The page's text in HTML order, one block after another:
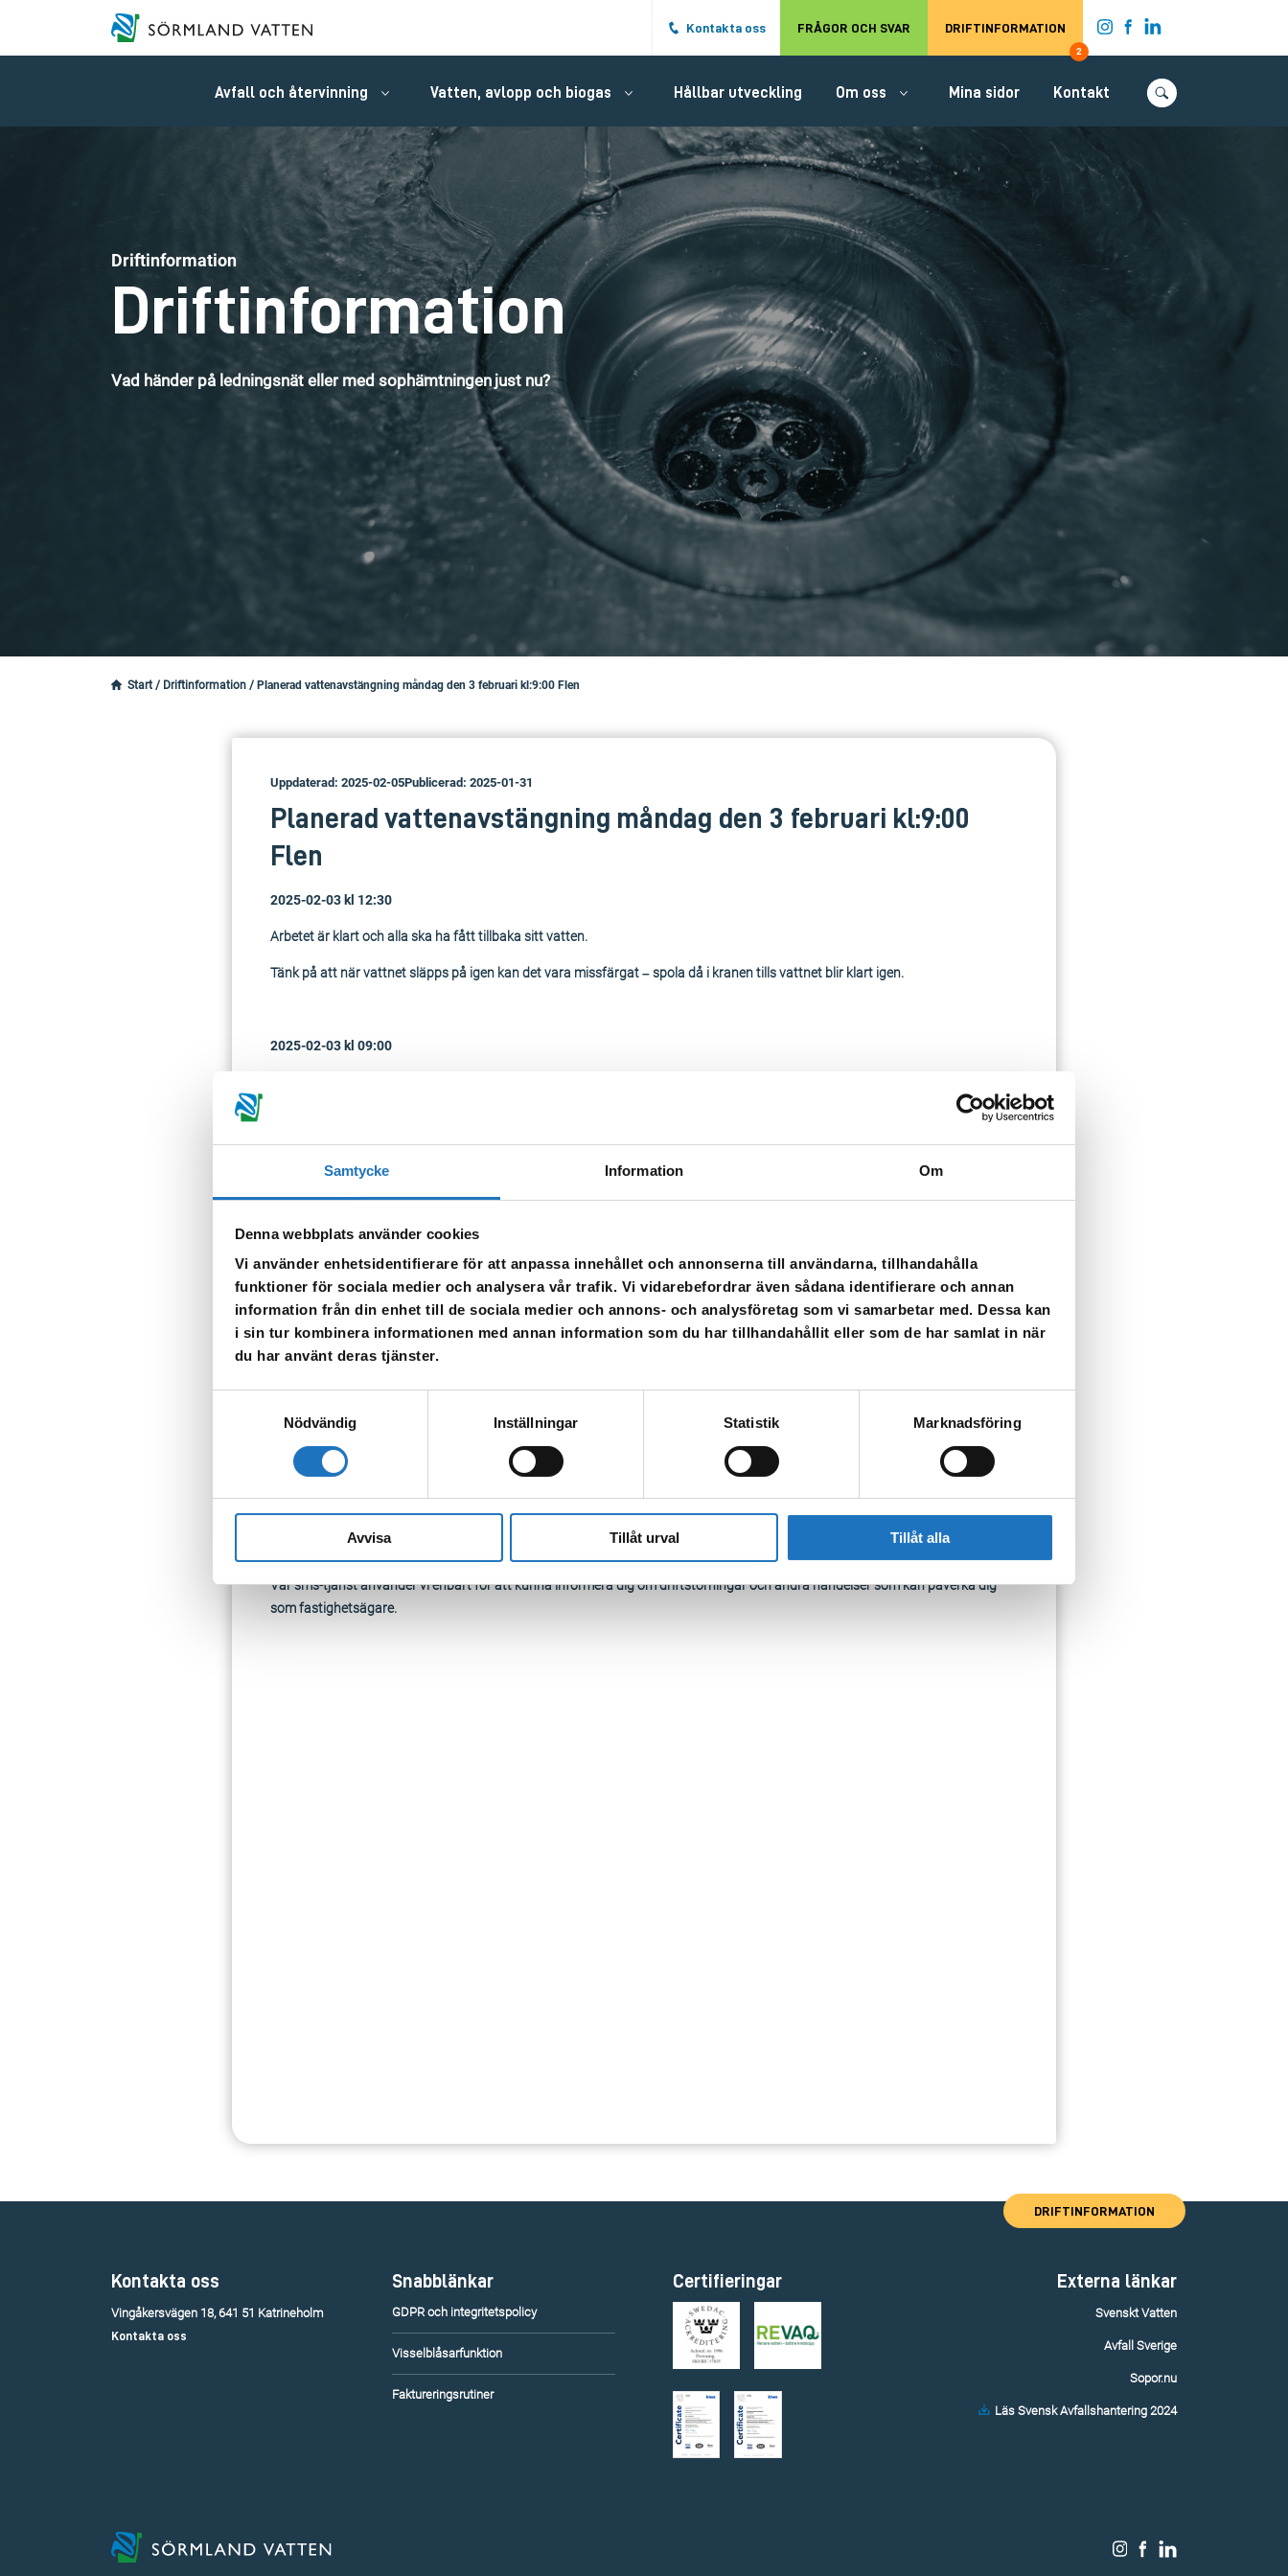
Samtycke Information Om
Denna webbplats använder cookies
Vi använder enhetsidentifierare för att anpassa innehållet och annonserna till användarna, tillhandahålla
funktioner för sociala medier och analysera vår trafik. Vi vidarebefordrar även sådana identifierare och annan
information från din enhet till de sociala medier och annons- och analysföretag som vi samarbetar med. Dessa kan
i sin tur kombinera informationen med annan information som du har tillhandahållit eller som de har samlat in när
du har använt deras tjänster.
Nödvändig
Inställningar Statistik Marknadsföring
Avvisa Tillåt urval Tillåt alla
Hoppa till det huvudsakliga innehållet.
Kontakta oss FRÅGOR OCH SVAR DRIFTINFORMATION
2
Avfall och återvinning Vatten, avlopp och biogas Hållbar utveckling Om oss Mina sidor Kontakt
Driftinformation
Driftinformation
Vad händer på ledningsnät eller med sophämtningen just nu?
Start / Driftinformation / Planerad vattenavstängning måndag den 3 februari kl:9:00 Flen
Uppdaterad: 2025-02-05Publicerad: 2025-01-31
Planerad vattenavstängning måndag den 3 februari kl:9:00
Flen
2025-02-03 kl 12:30
Arbetet är klart och alla ska ha fått tillbaka sitt vatten.
Tänk på att när vattnet släpps på igen kan det vara missfärgat – spola då i kranen tills vattnet blir klart igen.
2025-02-03 kl 09:00
Hagvägen
Gökstigen
Tappa gärna upp vatten för eget behov. När vattnet släpps på igen kan det vara missfärgat – spola då i kranen tills vattnet blir
Anmäl dig till vår sms-tjänst.
Vår sms-tjänst använder vi enbart för att kunna informera dig om driftstörningar och andra händelser som kan påverka dig
som fastighetsägare.
DRIFTINFORMATION
Kontakta oss
Vingåkersvägen 18, 641 51 Katrineholm
Kontakta oss
Snabblänkar
GDPR och integritetspolicy
Visselblåsarfunktion
Faktureringsrutiner
Certifieringar Externa länkar
Svenskt Vatten
Avfall Sverige
Sopor.nu
Läs Svensk Avfallshantering 2024